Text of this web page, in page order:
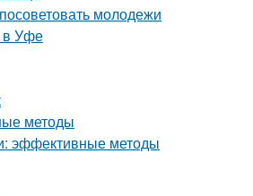
молодежи
в Уфе
методы
эффективные методы